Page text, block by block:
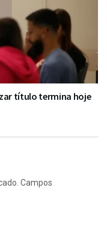
título termina hoje
Campos